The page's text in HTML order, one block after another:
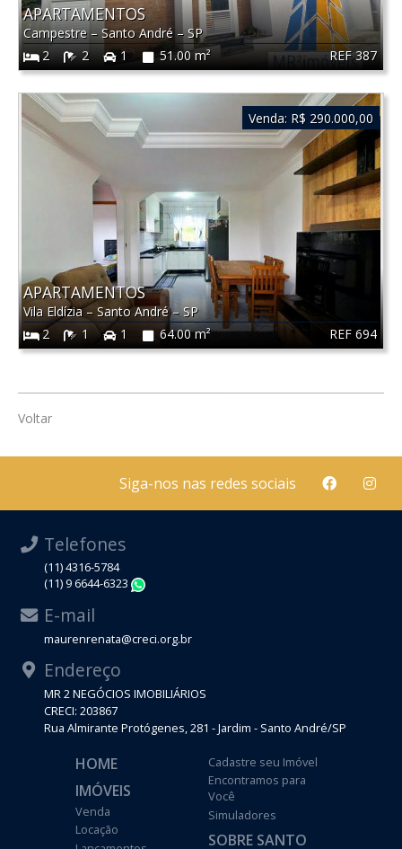
REF 387
APARTAMENTOS
Campestre–Santo André –SP
2
2 1 51.00 m²
REF 694
APARTAMENTOS
Vila Eldízia– Santo André–SP
2
1 1 64.00 m²
Venda: R$ 290.000,00
Voltar
Siga-nos nas redes sociais
Telefones
(11) 4316-5784
(11) 9 6644-6323
E-mail
maurenrenata@creci.org.br
Endereço
MR 2 NEGÓCIOS IMOBILIÁRIOS
CRECI: 203867
Rua Almirante Protógenes, 281 - Jardim - Santo André/SP
HOME
IMÓVEIS
Venda
Locação
Cadastre seu Imóvel
Encontramos para
Você
Simuladores
SOBRE SANTO